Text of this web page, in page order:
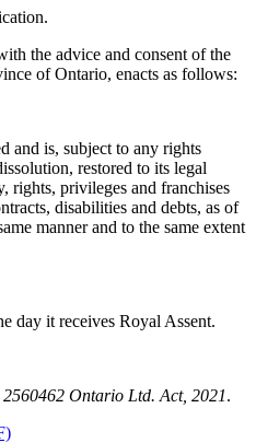
the advice and consent of the
of Ontario, enacts as follows:
and is, subject to any rights
restored to its legal
rights, privileges and franchises
disabilities and debts, as of
manner and to the same extent
day it receives Royal Assent.
2560462 Ontario Ltd. Act, 2021.